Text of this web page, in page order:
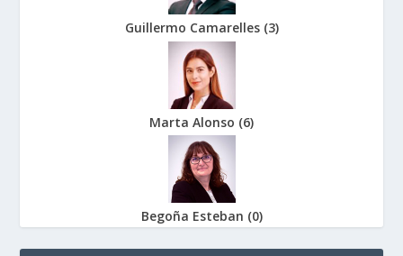
Guillermo Camarelles (3)
Marta Alonso (6)
Begoña Esteban (0)